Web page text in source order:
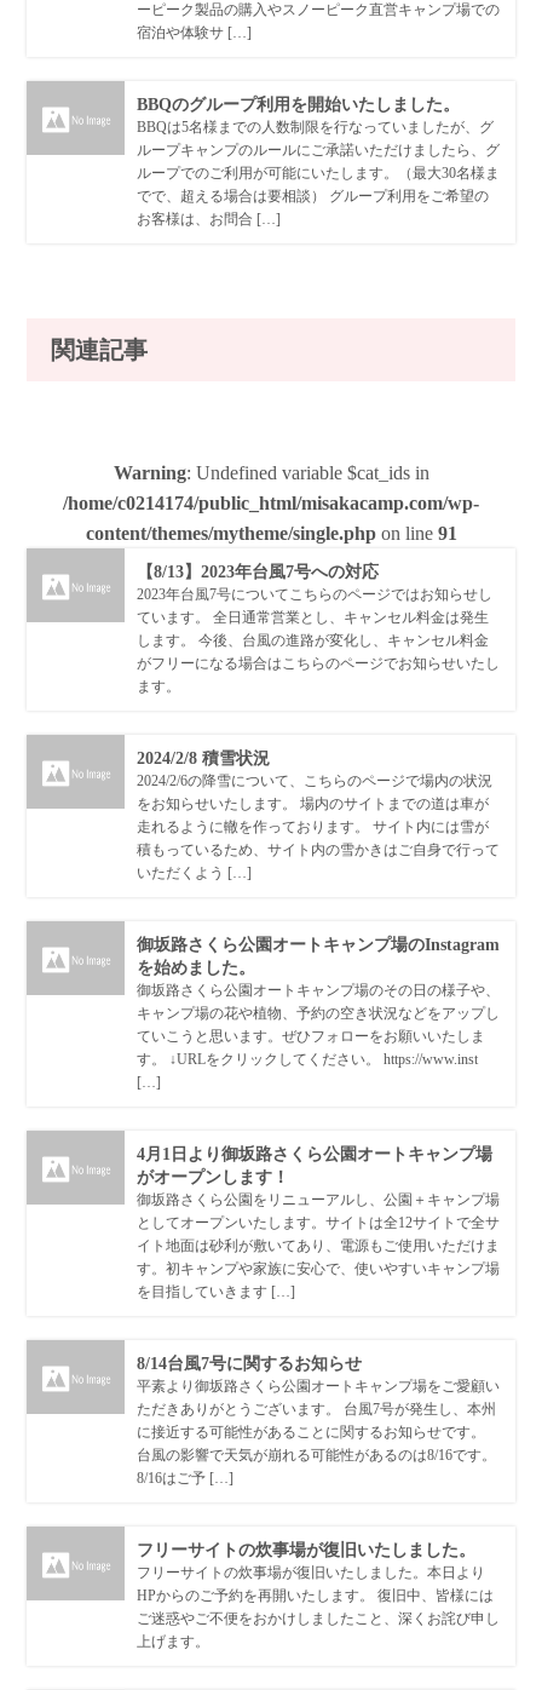
ーピーク製品の購入やスノーピーク直営キャンプ場での
宿泊や体験サ […]
BBQのグループ利用を開始いたしました。
BBQは5名様までの人数制限を行なっていましたが、グ
ループキャンプのルールにご承諾いただけましたら、グ
ループでのご利用が可能にいたします。（最大30名様ま
でで、超える場合は要相談） グループ利用をご希望の
お客様は、お問合 […]
関連記事
Warning: Undefined variable $cat_ids in
/home/c0214174/public_html/misakacamp.com/wp-
content/themes/mytheme/single.phpon line 91
【8/13】2023年台風7号への対応
2023年台風7号についてこちらのページではお知らせし
ています。 全日通常営業とし、キャンセル料金は発生
します。 今後、台風の進路が変化し、キャンセル料金
がフリーになる場合はこちらのページでお知らせいたし
ます。
2024/2/8 積雪状況
2024/2/6の降雪について、こちらのページで場内の状況
をお知らせいたします。 場内のサイトまでの道は車が
走れるように轍を作っております。 サイト内には雪が
積もっているため、サイト内の雪かきはご自身で行って
いただくよう […]
御坂路さくら公園オートキャンプ場のInstagram
を始めました。
御坂路さくら公園オートキャンプ場のその日の様子や、
キャンプ場の花や植物、予約の空き状況などをアップし
ていこうと思います。ぜひフォローをお願いいたしま
す。 ↓URLをクリックしてください。 https://www.inst
[…]
4月1日より御坂路さくら公園オートキャンプ場
がオープンします！
御坂路さくら公園をリニューアルし、公園＋キャンプ場
としてオープンいたします。サイトは全12サイトで全サ
イト地面は砂利が敷いてあり、電源もご使用いただけま
す。初キャンプや家族に安心で、使いやすいキャンプ場
を目指していきます […]
8/14台風7号に関するお知らせ
平素より御坂路さくら公園オートキャンプ場をご愛顧い
ただきありがとうございます。 台風7号が発生し、本州
に接近する可能性があることに関するお知らせです。
台風の影響で天気が崩れる可能性があるのは8/16です。
8/16はご予 […]
フリーサイトの炊事場が復旧いたしました。
フリーサイトの炊事場が復旧いたしました。本日より
HPからのご予約を再開いたします。 復旧中、皆様には
ご迷惑やご不便をおかけしましたこと、深くお詫び申し
上げます。